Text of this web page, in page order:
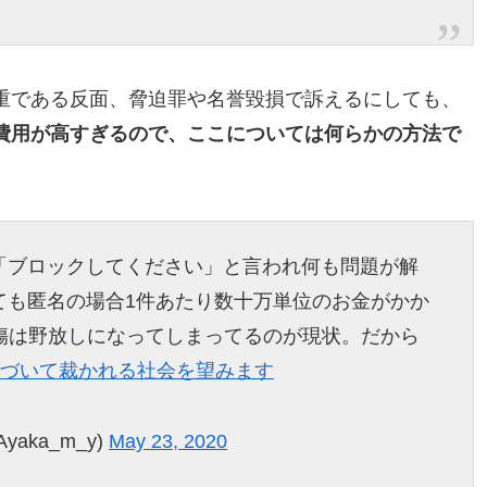
ある反面、脅迫罪や名誉毀損で訴えるにしても、
が高すぎるので、ここについては何らかの方法で
ロックしてください」と言われ何も問題が解
匿名の場合1件あたり数十万単位のお金がかか
野放しになってしまってるのが現状。だから
いて裁かれる社会を望みます
May 23, 2020